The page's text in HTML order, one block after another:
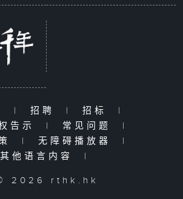
| 招聘 | 招标
|
告示
| 常见问题
|
| 无障碍播放器
|
其他语言内容
|
2026 rthk.hk